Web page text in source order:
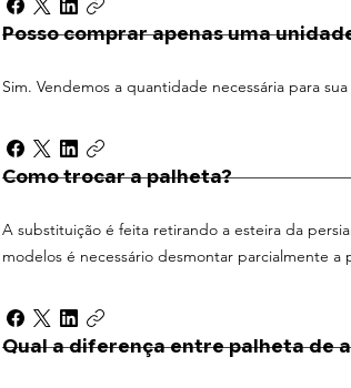
Posso comprar apenas uma
Sim. Vendemos a quantidade necessária para
Como trocar a palheta?
A substituição é feita retirando a esteira da
modelos é necessário desmontar parcialmente
Qual a diferença entre palheta de